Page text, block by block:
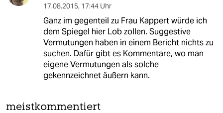
17.08.2015, 17:44 Uhr
Ganz im gegenteil zu Frau Kappert würde ich
dem Spiegel hier Lob zollen. Suggestive
Vermutungen haben in einem Bericht nichts zu
suchen. Dafür gibt es Kommentare, wo man
eigene Vermutungen als solche
gekennzeichnet äußern kann.
meistkommentiert